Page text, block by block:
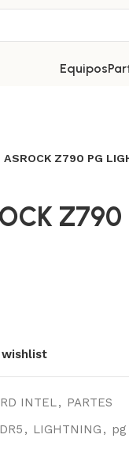
equipos
ASROCK Z790 PG
INTEL, PARTES
, LIGHTNING , pg